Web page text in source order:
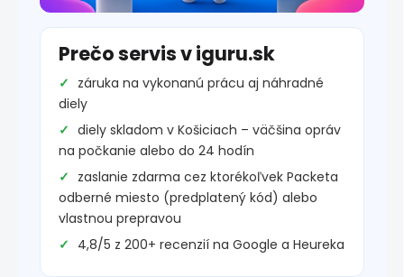
Prečo servis v iguru.sk
záruka na vykonanú prácu aj náhradné
diely
diely skladom v Košiciach – väčšina opráv
na počkanie alebo do 24 hodín
zaslanie zdarma cez ktorékoľvek Packeta
odberné miesto (predplatený kód) alebo
vlastnou prepravou
4,8/5 z 200+ recenzií na Google a Heureka